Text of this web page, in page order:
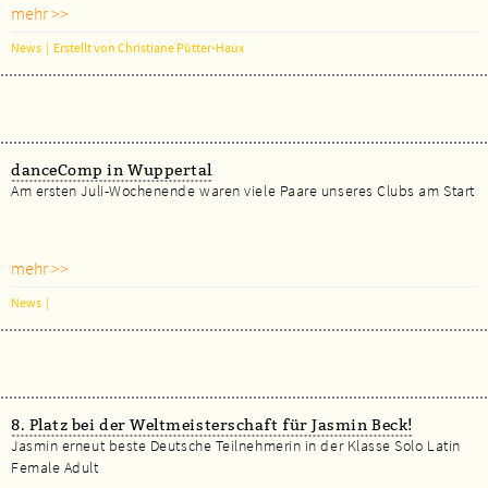
mehr >>
News | Erstellt von Christiane Pütter-Haux
danceComp in Wuppertal
Am ersten Juli-Wochenende waren viele Paare unseres Clubs am Start
mehr >>
News |
8. Platz bei der Weltmeisterschaft für Jasmin Beck!
Jasmin erneut beste Deutsche Teilnehmerin in der Klasse Solo Latin
Female Adult